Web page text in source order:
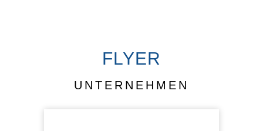
FLYER
UNTERNEHMEN